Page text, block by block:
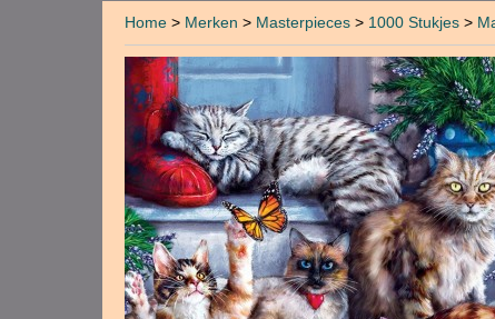
Home > Merken > Masterpieces > 1000 Stukjes >